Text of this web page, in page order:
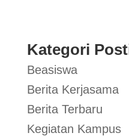
Kategori
Beasiswa
Berita Kerjasama
Berita Terbaru
Kegiatan Kampus